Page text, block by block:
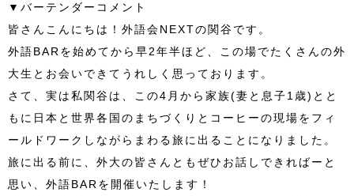
▼バーテンダーコメント
皆さんこんにちは！外語会NEXTの関谷です。
外語BARを始めてから早2年半ほど、この場でたくさんの外
大生とお会いできてうれしく思っております。
さて、実は私関谷は、この4月から家族(妻と息子1歳)とと
もに日本と世界各国のまちづくりとコーヒーの現場をフィ
ールドワークしながらまわる旅に出ることになりました。
旅に出る前に、外大の皆さんともぜひお話しできればーと
思い、外語BARを開催いたします！